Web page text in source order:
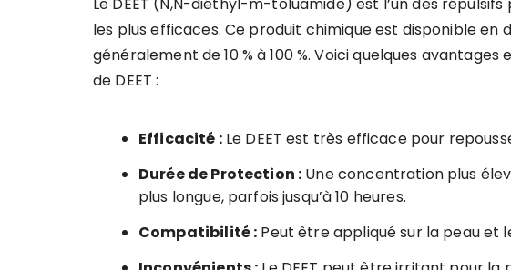
les plus efficaces. Ce produit chimique est disponible
généralement de 10 % à 100 %. Voici quelques
de DEET :
Efficacité :Le DEET est très efficace pour
Durée de Protection : Une concentration plus
plus longue, parfois jusqu’à 10 heures.
Compatibilité : Peut être appliqué sur la peau et